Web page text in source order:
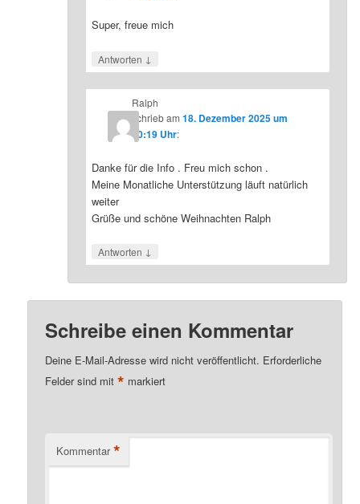
Super, freue mich
Antworten ↓
Ralph
schriebam 18. Dezember 2025 um
10:19 Uhr:
Danke für die Info . Freu mich schon .
Meine Monatliche Unterstützung läuft natürlich
weiter
Grüße und schöne Weihnachten Ralph
Antworten ↓
Schreibe einen Kommentar
Deine E-Mail-Adresse wird nicht veröffentlicht. Erforderliche
Felder sind mit* markiert
Kommentar *